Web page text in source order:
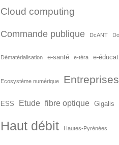
Cloud computing
Commande publique DcANT
Dématérialisation e-santé e-téra e-
Ecosystème numérique Entreprises
ESS Etude fibre optique Gigalis
Haut débit Hautes-Pyrénées